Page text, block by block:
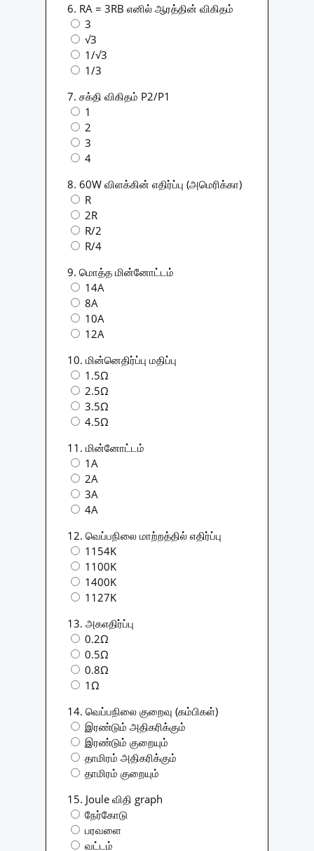
6. RA = 3RB எனில் ஆரத்தின் விகிதம்
3
√3
1/√3
1/3
7. சக்தி விகிதம் P2/P1
1
2
3
4
8. 60W விளக்கின் எதிர்ப்பு (அமெரிக்கா)
R
2R
R/2
R/4
9. மொத்த மின்னோட்டம்
14A
8A
10A
12A
10. மின்னெதிர்ப்பு மதிப்பு
1.5Ω
2.5Ω
3.5Ω
4.5Ω
11. மின்னோட்டம்
1A
2A
3A
4A
12. வெப்பநிலை மாற்றத்தில் எதிர்ப்பு
1154K
1100K
1400K
1127K
13. அகஎதிர்ப்பு
0.2Ω
0.5Ω
0.8Ω
1Ω
14. வெப்பநிலை குறைவு (கம்பிகள்)
இரண்டும் அதிகரிக்கும்
இரண்டும் குறையும்
தாமிரம் அதிகரிக்கும்
தாமிரம் குறையும்
15. Joule விதி graph
நேர்கோடு
பரவளை
வட்டம்